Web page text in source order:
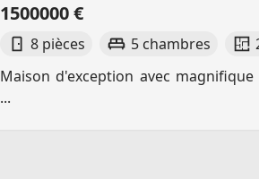
1500000 €
8 pièces 5 chambres
Maison d'exception avec
...